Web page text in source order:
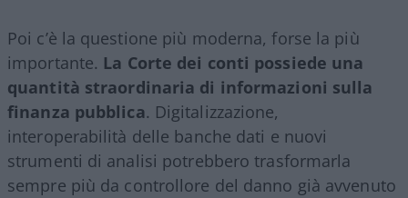
Poi c’è la questione più moderna, forse la più
importante. La Corte dei conti possiede una
quantità straordinaria di informazioni sulla
finanza pubblica. Digitalizzazione,
interoperabilità delle banche dati e nuovi
strumenti di analisi potrebbero trasformarla
sempre più da controllore del danno già avvenuto